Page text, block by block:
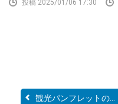
投稿 2025/01/06 17:30
観光パンフレットの作成時...